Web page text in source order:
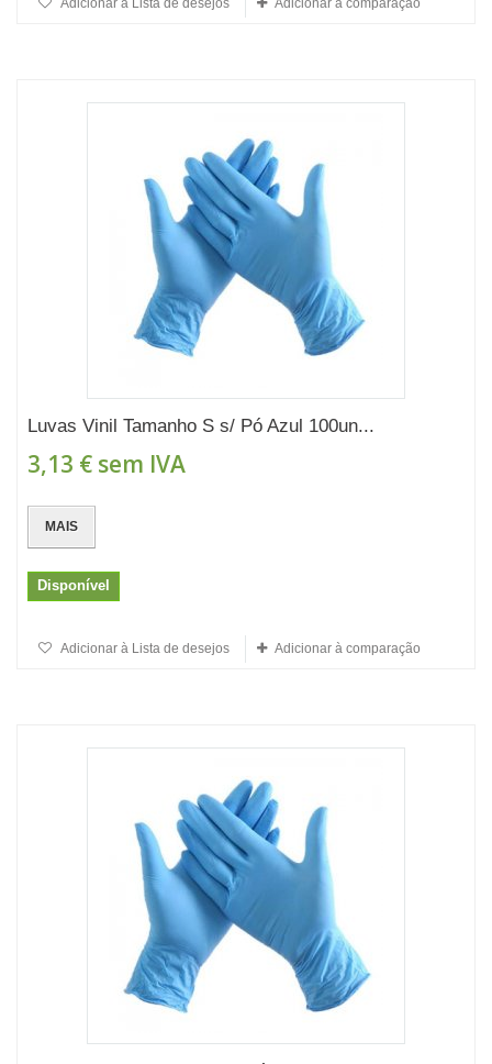
Adicionar à Lista de desejos Adicionar à comparação
Luvas Vinil Tamanho S s/ Pó Azul 100un...
3,13 € sem IVA
MAIS
Disponível
Adicionar à Lista de desejos Adicionar à comparação